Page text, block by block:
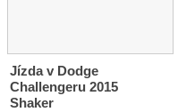
Jízda v Dodge
Challengeru 2015
Shaker